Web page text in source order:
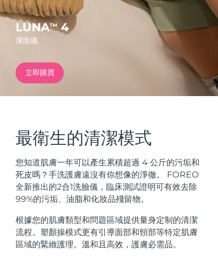
LUNATM4
潔面儀
立即購買
最衛生的清潔模式
您知道肌膚一年可以產生累積超過 4 公斤的污垢和
死皮嗎？手洗護膚遠沒有你想像的淨徹。 FOREO
全新推出的2合1洗臉儀，臨床測試證明可有效去除
99%的污垢、油脂和化妝品殘留物。
根據您的肌膚類型和問題區域提供量身定制的清潔
流程。塑顏操模式更有引導面部和頸部等特定肌膚
區域的緊緻護理。溫和且高效，護膚必需品。
特別優惠
紅光療法
面部清潔
LUNA™ 4 套裝
Anti-aging massage
LUNA™ 4 Plus
緊致提拉
BEAR™ 2 套裝
Microcurrent toning
BEAR™ 2 go
補水保濕
UFO™ 3 套裝
口腔護理
issa™ 4
法國 預計送達日期
德國 預計送達日期
加拿大 預計送達日期 8/13/26
奧地利 預計送達日期
比利時 預計送達日期8/9/26
百慕達 預計送達日期
波士尼亞與赫塞哥維納 預計送達日期8/12/26
汶萊 預計送達日期